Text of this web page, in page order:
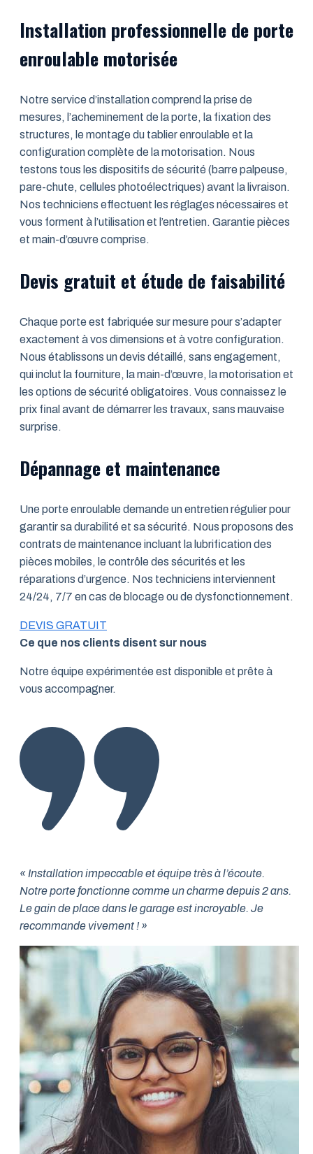
Installation professionnelle de porte
enroulable motorisée
Notre service d’installation comprend la prise de
mesures, l’acheminement de la porte, la fixation des
structures, le montage du tablier enroulable et la
configuration complète de la motorisation. Nous
testons tous les dispositifs de sécurité (barre palpeuse,
pare-chute, cellules photoélectriques) avant la livraison.
Nos techniciens effectuent les réglages nécessaires et
vous forment à l’utilisation et l’entretien. Garantie pièces
et main-d’œuvre comprise.
Devis gratuit et étude de faisabilité
Chaque porte est fabriquée sur mesure pour s’adapter
exactement à vos dimensions et à votre configuration.
Nous établissons un devis détaillé, sans engagement,
qui inclut la fourniture, la main-d’œuvre, la motorisation et
les options de sécurité obligatoires. Vous connaissez le
prix final avant de démarrer les travaux, sans mauvaise
surprise.
Dépannage et maintenance
Une porte enroulable demande un entretien régulier pour
garantir sa durabilité et sa sécurité. Nous proposons des
contrats de maintenance incluant la lubrification des
pièces mobiles, le contrôle des sécurités et les
réparations d’urgence. Nos techniciens interviennent
24/24, 7/7 en cas de blocage ou de dysfonctionnement.
DEVIS GRATUIT
Ce que nos clients disent sur nous
Notre équipe expérimentée est disponible et prête à
vous accompagner.
« Installation impeccable et équipe très à l’écoute.
Notre porte fonctionne comme un charme depuis 2 ans.
Le gain de place dans le garage est incroyable. Je
recommande vivement ! »